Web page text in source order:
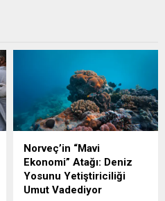
Norveç’in “Mavi
Ekonomi” Atağı: Deniz
Yosunu Yetiştiriciliği
Umut Vadediyor